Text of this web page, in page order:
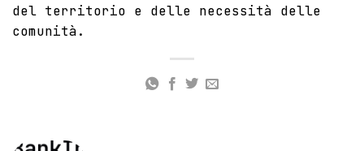
del territorio e delle necessità delle
comunità.